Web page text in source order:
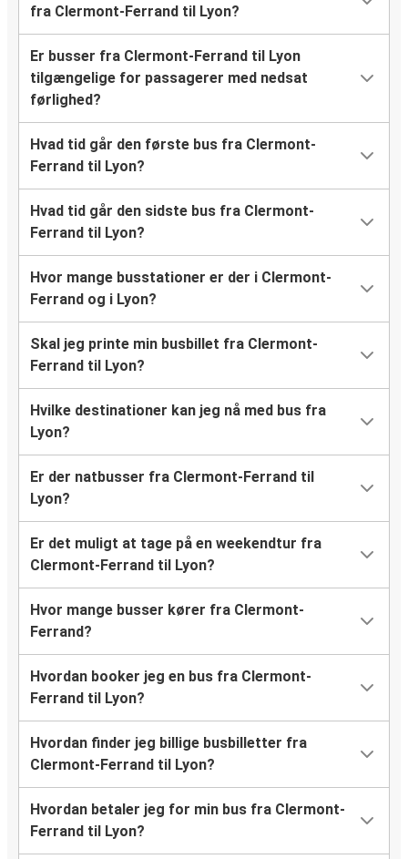
fra Clermont-Ferrand til Lyon?
Er busser fra Clermont-Ferrand til Lyon
tilgængelige for passagerer med nedsat
førlighed?
Hvad tid går den første bus fra Clermont-
Ferrand til Lyon?
Hvad tid går den sidste bus fra Clermont-
Ferrand til Lyon?
Hvor mange busstationer er der i Clermont-
Ferrand og i Lyon?
Skal jeg printe min busbillet fra Clermont-
Ferrand til Lyon?
Hvilke destinationer kan jeg nå med bus fra
Lyon?
Er der natbusser fra Clermont-Ferrand til
Lyon?
Er det muligt at tage på en weekendtur fra
Clermont-Ferrand til Lyon?
Hvor mange busser kører fra Clermont-
Ferrand?
Hvordan booker jeg en bus fra Clermont-
Ferrand til Lyon?
Hvordan finder jeg billige busbilletter fra
Clermont-Ferrand til Lyon?
Hvordan betaler jeg for min bus fra Clermont-
Ferrand til Lyon?